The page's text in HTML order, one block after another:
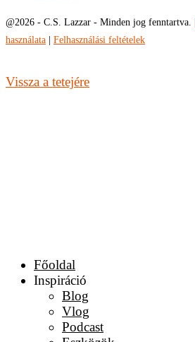
@2026 - C.S. Lazzar - Minden jog fenntartva. |
használata
Felhasználási feltételek
Vissza a tetejére
Főoldal
Inspiráció
Blog
Vlog
Podcast